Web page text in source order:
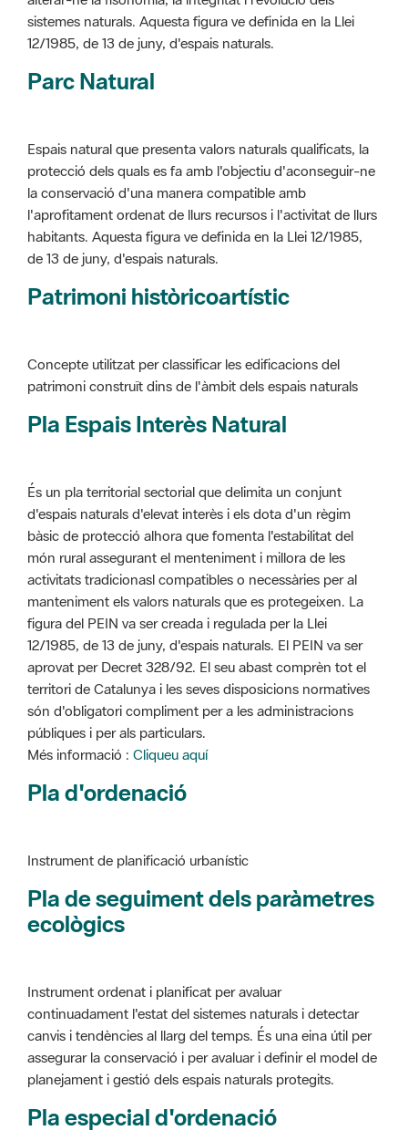
Parc Natural
Espais natural que presenta valors naturals qualificats, la
l'aprofitament ordenat de llurs recursos i l'activitat de llurs
habitants. Aquesta figura ve definida en la Llei 12/1985,
de 13 de juny, d'espais naturals.
Patrimoni històricoartístic
Concepte utilitzat per classificar les edificacions del
Pla Espais Interès Natural
És un pla territorial sectorial que delimita un conjunt
món rural assegurant el menteniment i millora de les
activitats tradicionasl compatibles o necessàries per al
manteniment els valors naturals que es protegeixen. La
figura del PEIN va ser creada i regulada per la Llei
12/1985, de 13 de juny, d'espais naturals. El PEIN va ser
aprovat per Decret 328/92. El seu abast comprèn tot el
territori de Catalunya i les seves disposicions normatives
són d'obligatori compliment per a les administracions
públiques i per als particulars.
Més informació :Cliqueu aquí
Pla d'ordenació
Instrument de planificació urbanístic
ecològics
Instrument ordenat i planificat per avaluar
assegurar la conservació i per avaluar i definir el model de
planejament i gestió dels espais naturals protegits.
Pla especial d'ordenació
Instrument de planificació urbanístic